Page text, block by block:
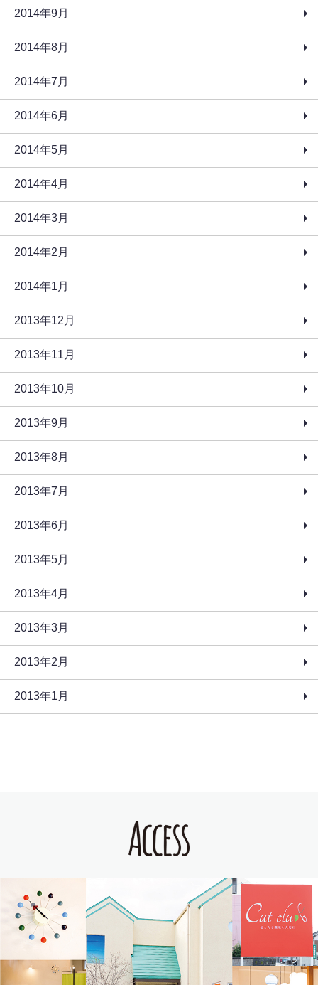
2014年9月
2014年8月
2014年7月
2014年6月
2014年5月
2014年4月
2014年3月
2014年2月
2014年1月
2013年12月
2013年11月
2013年10月
2013年9月
2013年8月
2013年7月
2013年6月
2013年5月
2013年4月
2013年3月
2013年2月
2013年1月